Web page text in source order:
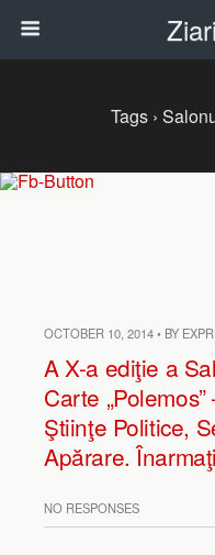
Tags ›
OCTOBER 10, 2014 • BY
A X-a ediţie a
Carte
Ştiinţe Politice,
Apărare.
NO RESPONSES